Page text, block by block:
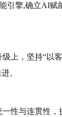
引擎,确立AI赋
上，坚持“以
。
性与连贯性